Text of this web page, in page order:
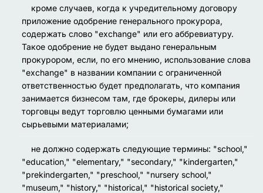
кроме случаев, когда к учредительному договору
приложение одобрение генерального прокурора,
содержать слово "exchange" или его аббревиатуру.
Такое одобрение не будет выдано генеральным
прокурором, если, по его мнению, использование слова
"exchange" в названии компании с ограниченной
ответственностью будет предполагать, что компания
занимается бизнесом там, где брокеры, дилеры или
торговцы ведут торговлю ценными бумагами или
сырьевыми материалами;
не должно содержать следующие термины: "school,"
"education," "elementary," "secondary," "kindergarten,"
"prekindergarten," "preschool," "nursery school,"
"museum," "history," "historical," "historical society,"